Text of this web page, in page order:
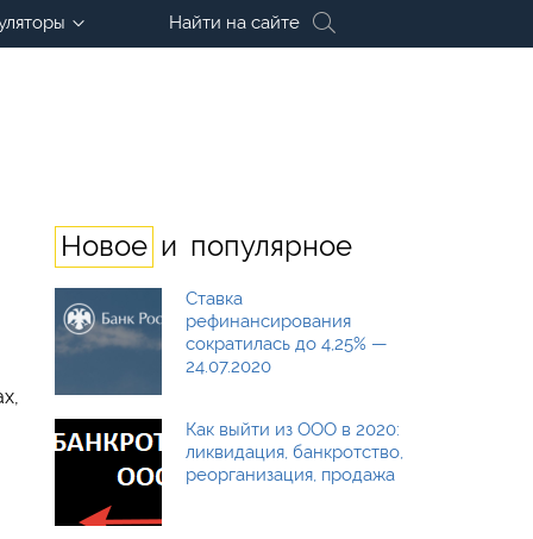
Найти на сайте
Новое и популярное
Ставка
рефинансирования
сократилась до 4,25% —
24.07.2020
Как выйти из ООО в 2020:
ликвидация, банкротство,
реорганизация, продажа